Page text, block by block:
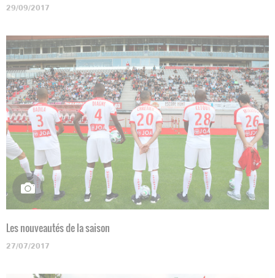
29/09/2017
Les nouveautés de la saison
27/07/2017